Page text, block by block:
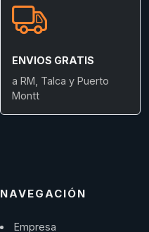
ENVIOS GRATIS
a RM, Talca y Puerto
Montt
NAVEGACIÓN
Empresa